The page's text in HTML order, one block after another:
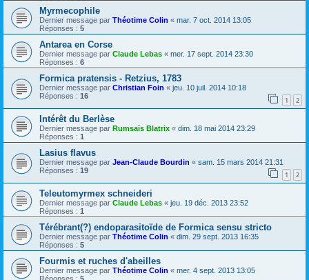
Myrmecophile
Dernier message par Théotime Colin « mar. 7 oct. 2014 13:05
Réponses : 5
Antarea en Corse
Dernier message par Claude Lebas « mer. 17 sept. 2014 23:30
Réponses : 6
Formica pratensis - Retzius, 1783
Dernier message par Christian Foin « jeu. 10 juil. 2014 10:18
Réponses : 16 1 2
Intérêt du Berlèse
Dernier message par Rumsaïs Blatrix « dim. 18 mai 2014 23:29
Réponses : 1
Lasius flavus
Dernier message par Jean-Claude Bourdin « sam. 15 mars 2014 21:31
Réponses : 19 1 2
Teleutomyrmex schneideri
Dernier message par Claude Lebas « jeu. 19 déc. 2013 23:52
Réponses : 1
Térébrant(?) endoparasitoïde de Formica sensu stricto
Dernier message par Théotime Colin « dim. 29 sept. 2013 16:35
Réponses : 5
Fourmis et ruches d'abeilles
Dernier message par Théotime Colin « mer. 4 sept. 2013 13:05
Réponses : 5